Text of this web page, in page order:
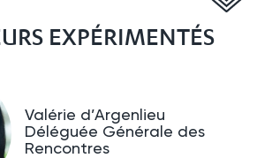
EXPÉRIMENTÉS
Valérie d’Argenlieu
Déléguée Générale des
Rencontres